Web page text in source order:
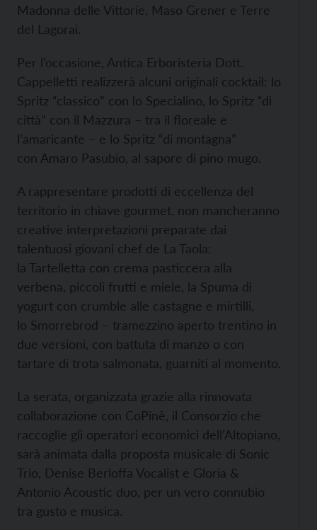
Madonna delle Vittorie, Maso Grener e Terre
del Lagorai.
Per l’occasione, Antica Erboristeria Dott.
Cappelletti realizzerà alcuni originali cocktail: lo
Spritz “classico” con lo Specialino, lo Spritz “di
città” con il Mazzura – tra il floreale e
l’amaricante – e lo Spritz “di montagna”
con Amaro Pasubio, al sapore di pino mugo.
A rappresentare prodotti di eccellenza del
territorio in chiave gourmet, non mancheranno
creative interpretazioni preparate dai
talentuosi giovani chef de La Taola:
la Tartelletta con crema pasticcera alla
verbena, piccoli frutti e miele, la Spuma di
yogurt con crumble alle castagne e mirtilli,
lo Smorrebrod – tramezzino aperto trentino in
due versioni, con battuta di manzo o con
tartare di trota salmonata, guarniti al momento.
La serata, organizzata grazie alla rinnovata
collaborazione con CoPinè, il Consorzio che
raccoglie gli operatori economici dell’Altopiano,
sarà animata dalla proposta musicale di Sonic
Trio, Denise Berloffa Vocalist e Gloria &
Antonio Acoustic duo, per un vero connubio
tra gusto e musica.